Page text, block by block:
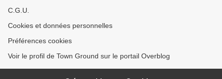
C.G.U.
Cookies et données personnelles
Préférences cookies
Voir le profil de Town Ground sur le portail Overblog